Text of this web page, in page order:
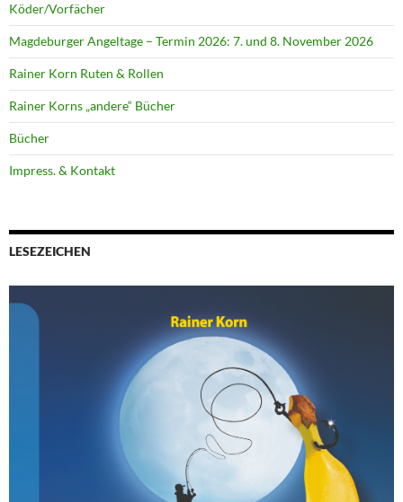
Köder/Vorfächer
Magdeburger Angeltage – Termin 2026: 7. und 8. November 2026
Rainer Korn Ruten & Rollen
Rainer Korns „andere“ Bücher
Bücher
Impress. & Kontakt
LESEZEICHEN